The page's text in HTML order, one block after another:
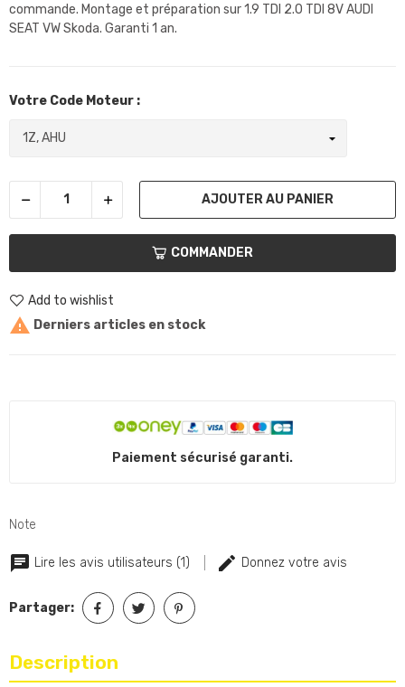
commande. Montage et préparation sur 1.9 TDI 2.0 TDI 8V AUDI
SEAT VW Skoda. Garanti 1 an.
Votre Code Moteur :
AJOUTER AU PANIER
COMMANDER
Add to wishlist
 Derniers articles en stock
Paiement sécurisé garanti.
Note
Lire les avis utilisateurs (1) Donnez votre avis
Partager:
Description